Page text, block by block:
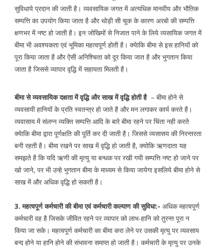
सुविधाये प्रदान की जाती है। व्यवसायिक जगत में अत्यधिक मानवीय और भौतिक
सम्पत्ति का उपयोग किया जाता है और थोड़ी सी चूक के कारण अरबो की सम्पत्ति
क्षणभर में नष्ट हो जाती है। इन जोखिमों से निजात पाने के लिये व्यसायिक जगत में
बीमा भी अवश्यकता एवं भूमिका महत्वपूर्ण होती है। क्येाकि बीमा से इस हानियों को
पूरा किया जाता है और ऐसी अनिश्चिता को दूर किया जात है और भुगतान किया
जाता है जिससे व्यापार वृद्धि में सहायता मिलती है।
बीमा से व्यवसायिक दक्षता में वृद्धि और साख में वृद्धि होती है– बीमा होने से
व्यवसायी हानियों के प्रति स्वतन्त्र हो जाते है और मन लगाकर कार्य करते है।
व्यवासाय में संलग्न व्यक्ति सम्पत्ति आदि के बारे बीमा रहने पर चिंता नही करते
क्येाकि बीमा द्वारा पूर्णक्षति की पूर्ति कर दी जाती है। जिससे व्यसासय की निरन्तरता
बनी रहती है। बीमा रखने पर साख में वृद्धि हो जाती है, क्योकि ऋणदाता यह
समझते है कि यदि ऋणी की मृत्यु या बन्धक पर रखी गयी सम्पत्ति नष्ट हो जाने पर
खो जाने, पर भी उन्हे भुगतान बीमा के माध्यम से किया जायेगा इसलिये बीमा होने से
साख में और अधिक वृद्धि हो सकती है।
3. महत्वपूर्ण कर्मचारी की बीमा एवं कर्मचारी कल्याण की सुविधा:- अधिक महत्वपूर्ण
कर्मचारी वह है जिसके जीवित रहने पर व्यापार को लाभ-हानि को तुरन्त पूरा न
किया जा सके। महत्वपूर्ण कर्मचारी का बीमा करा लेने पर उसकी मृत्यु पर व्यवसाय
बन्द होने या हानि होने की संभावना समाप्त हो जाती है। कर्मचारी के मृत्यु पर उनके